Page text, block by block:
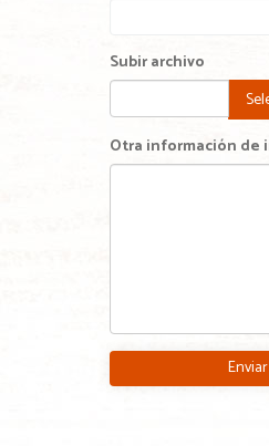
Subir archivo
Otra información de
Enviar